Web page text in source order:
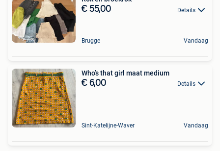
€ 55,00 Details
Brugge Vandaag
Who’s that girl maat medium
€ 6,00 Details
Sint-Katelijne-Waver Vandaag